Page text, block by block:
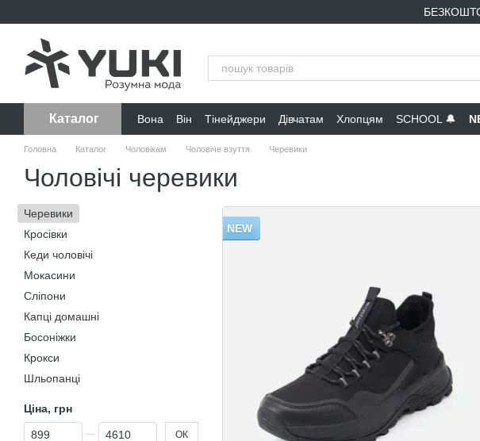
Каталог Вона Він Тінейджери Дівчатам Хлопцям SCHOOL 🔔
Головна Каталог Чоловікам Чоловіче взуття Черевики
Чоловічі черевики
NEW
Черевики
Кросівки
Кеди чоловічі
Мокасини
Сліпони
Капці домашні
Босоніжки
Крокси
Шльопанці
Ціна, грн
Від Ціна, грн
До Ціна, грн ОК